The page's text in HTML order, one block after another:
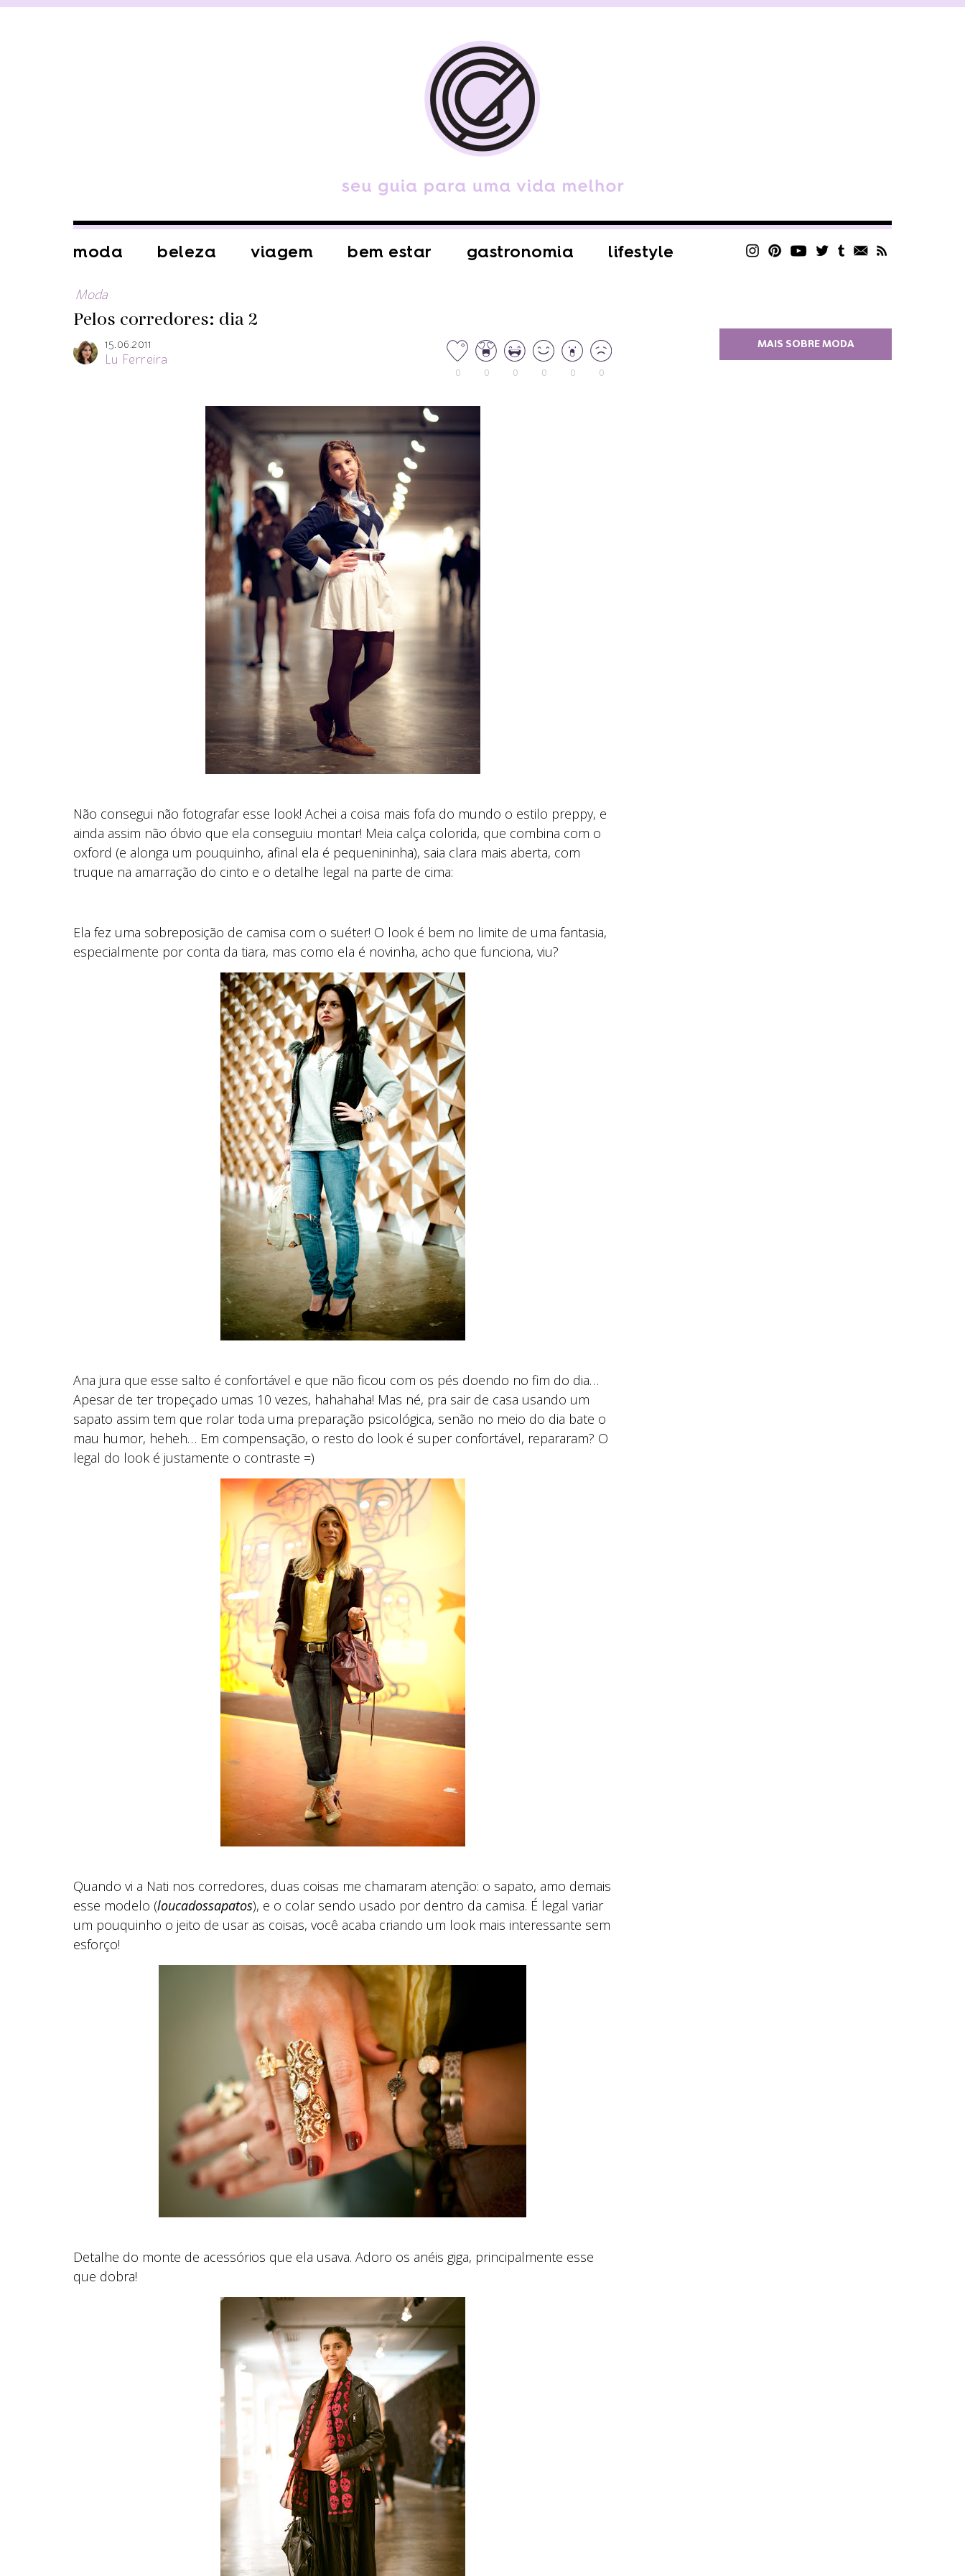
moda beleza viagem bem estar gastronomia lifestyle
Moda
Pelos corredores: dia 2
15.06.2011
Lu Ferreira
0 0 0 0 0 0
Não consegui não fotografar esse look! Achei a coisa mais fofa do mundo o estilo preppy, e
ainda assim não óbvio que ela conseguiu montar! Meia calça colorida, que combina com o
oxford (e alonga um pouquinho, afinal ela é pequenininha), saia clara mais aberta, com
truque na amarração do cinto e o detalhe legal na parte de cima:
Ela fez uma sobreposição de camisa com o suéter! O look é bem no limite de uma fantasia,
especialmente por conta da tiara, mas como ela é novinha, acho que funciona, viu?
Ana jura que esse salto é confortável e que não ficou com os pés doendo no fim do dia…
Apesar de ter tropeçado umas 10 vezes, hahahaha! Mas né, pra sair de casa usando um
sapato assim tem que rolar toda uma preparação psicológica, senão no meio do dia bate o
mau humor, heheh… Em compensação, o resto do look é super confortável, repararam? O
legal do look é justamente o contraste =)
Quando vi a Nati nos corredores, duas coisas me chamaram atenção: o sapato, amo demais
esse modelo (loucadossapatos), e o colar sendo usado por dentro da camisa. É legal variar
um pouquinho o jeito de usar as coisas, você acaba criando um look mais interessante sem
esforço!
Detalhe do monte de acessórios que ela usava. Adoro os anéis giga, principalmente esse
que dobra!
MAIS SOBRE MODA